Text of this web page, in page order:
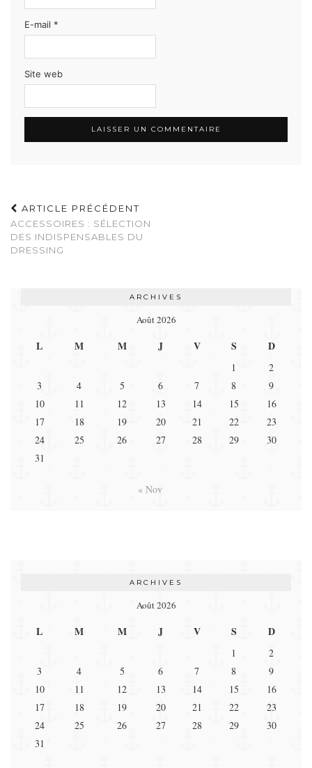
E-mail *
Site web
ARTICLE PRÉCÉDENT
ACCESSOIRES : SÉLECTION
DES INDISPENSABLES DU
DRESSING
ARCHIVES
Août 2026
L M M J V S D
1
2
3
4 5 6 7 8
9
10
11 12 13 14 15
16
17
18 19 20 21 22
23
24
25 26 27 28 29
30
31
« Nov
ARCHIVES
Août 2026
L M M J V S D
1
2
3
4 5 6 7 8
9
10
11 12 13 14 15
16
17
18 19 20 21 22
23
24
25 26 27 28 29
30
31